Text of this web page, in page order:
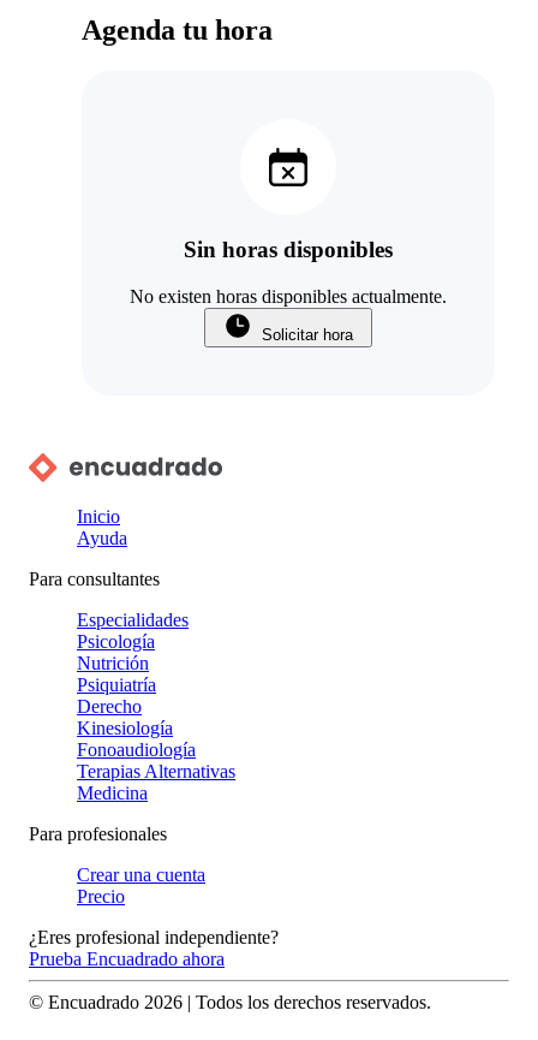
Agenda tu hora
Sin horas disponibles
No existen horas disponibles actualmente.
Solicitar hora
Inicio
Ayuda
Para consultantes
Especialidades
Psicología
Nutrición
Psiquiatría
Derecho
Kinesiología
Fonoaudiología
Terapias Alternativas
Medicina
Para profesionales
Crear una cuenta
Precio
¿Eres profesional independiente?
Prueba Encuadrado ahora
© Encuadrado 2026 | Todos los derechos reservados.